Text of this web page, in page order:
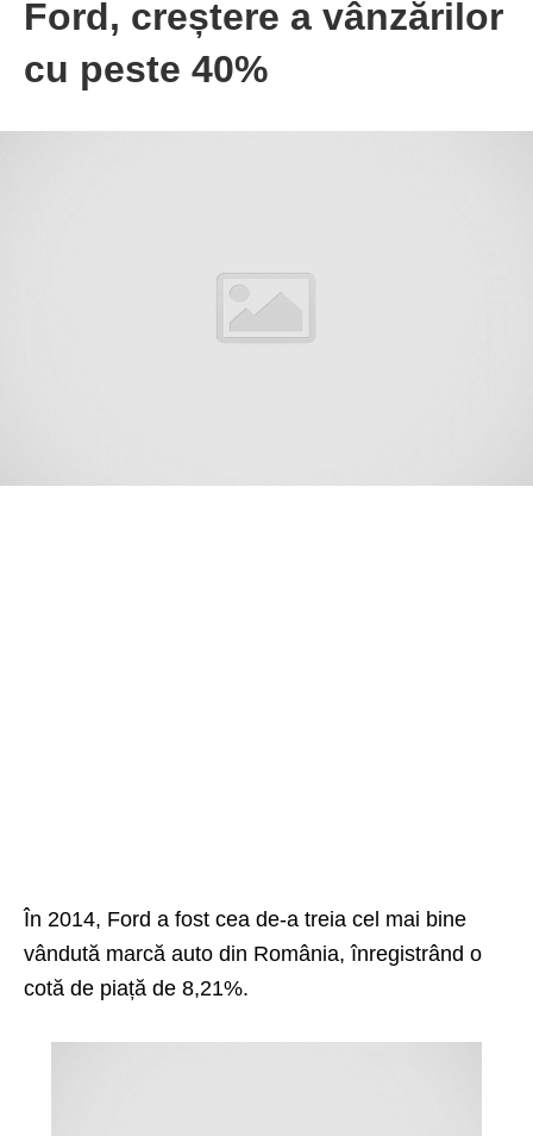
Ford, creștere a vânzărilor
cu peste 40%
În 2014, Ford a fost cea de-a treia cel mai bine
vândută marcă auto din România, înregistrând o
cotă de piață de 8,21%.